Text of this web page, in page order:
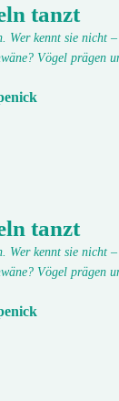
tanzt
Wer kennt sie nicht
Vögel prägen
tanzt
Wer kennt sie nicht
Vögel prägen